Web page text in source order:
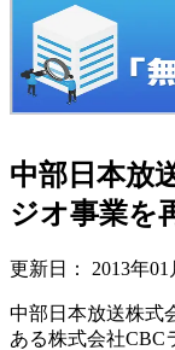
中部日本放
ジオ事業を
更新日： 2013年01
中部日本放送株式
ある株式会社CBC